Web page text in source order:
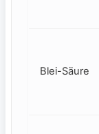
Blei-Säure